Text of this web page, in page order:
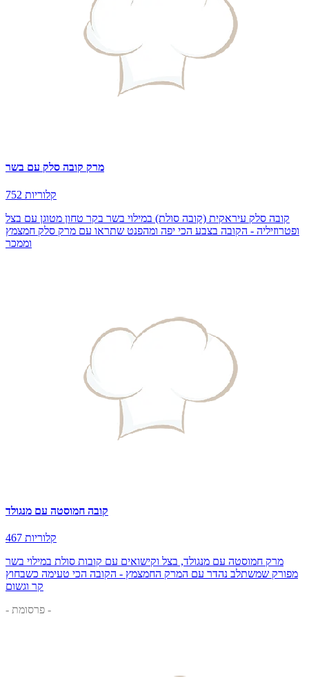
מרק קובה סלק עם בשר
752 קלוריות
קובה סלק עיראקית (קובה סולת) במילוי בשר בקר טחון מטוגן עם בצל
ופטרוזיליה - הקובה בצבע הכי יפה ומהפנט שתראו עם מרק סלק חמצמץ
וממכר
קובה חמוסטה עם מנגולד
467 קלוריות
מרק חמוסטה עם מנגולד, בצל וקישואים עם קובות סולת במילוי בשר
מפורק שמשתלב נהדר עם המרק החמצמץ - הקובה הכי טעימה כשבחוץ
קר וגשום
- פרסומת -